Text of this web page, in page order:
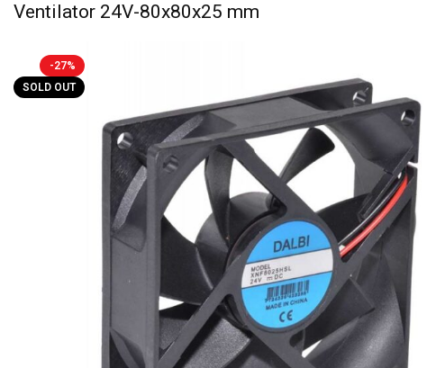
Ventilator 24V-80x80x25 mm
-27%
SOLD OUT